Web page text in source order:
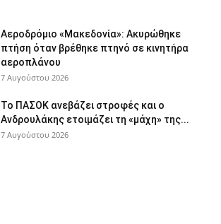
Αεροδρόμιο «Μακεδονία»: Ακυρώθηκε
πτήση όταν βρέθηκε πτηνό σε κινητήρα
αεροπλάνου
7 Αυγούστου 2026
Το ΠΑΣΟΚ ανεβάζει στροφές και ο
Ανδρουλάκης ετοιμάζει τη «μάχη» της...
7 Αυγούστου 2026